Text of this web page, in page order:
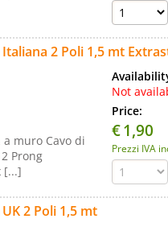
2 Poli 1,5 mt
muro Cavo di
Prong
[...]
Not
Price:
€1,90
Prezzi IVA
2 Poli 1,5 mt